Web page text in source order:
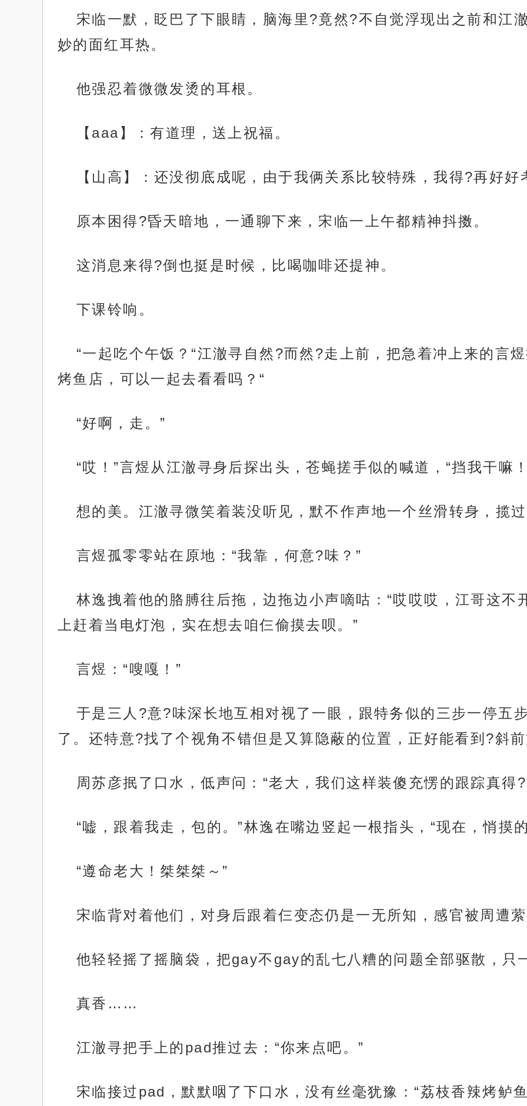
宋临一默，眨巴了下眼睛，脑海里?竟然?不自觉浮现出之前和江
妙的面红耳热。
他强忍着微微发烫的耳根。
【aaa】：有道理，送上祝福。
【山高】：还没彻底成呢，由于我俩关系比较特殊，我得?再好好
原本困得?昏天暗地，一通聊下来，宋临一上午都精神抖擞。
这消息来得?倒也挺是时候，比喝咖啡还提神。
下课铃响。
“一起吃个午饭？“江澈寻自然?而然?走上前，把急着冲上来的言
烤鱼店，可以一起去看看吗？“
“好啊，走。”
“哎！”言煜从江澈寻身后探出头，苍蝇搓手似的喊道，“挡我干嘛
想的美。江澈寻微笑着装没听见，默不作声地一个丝滑转身，揽
言煜孤零零站在原地：“我靠，何意?味？”
林逸拽着他的胳膊往后拖，边拖边小声嘀咕：“哎哎哎，江哥这不
上赶着当电灯泡，实在想去咱仨偷摸去呗。”
言煜：“嗖嘎！”
于是三人?意?味深长地互相对视了一眼，跟特务似的三步一停五
了。还特意?找了个视角不错但是又算隐蔽的位置，正好能看到?斜
周苏彦抿了口水，低声问：“老大，我们这样装傻充愣的跟踪真得
“嘘，跟着我走，包的。”林逸在嘴边竖起一根指头，“现在，悄摸
“遵命老大！桀桀桀～”
宋临背对着他们，对身后跟着仨变态仍是一无所知，感官被周遭
他轻轻摇了摇脑袋，把gay不gay的乱七八糟的问题全部驱散，只
真香……
江澈寻把手上的pad推过去：“你来点吧。”
宋临接过pad，默默咽了下口水，没有丝毫犹豫：“荔枝香辣烤鲈